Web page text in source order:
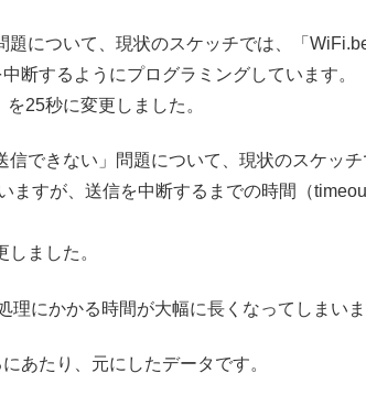
題について、現状のスケッチでは、「
断するようにプログラミングしています。
25秒に変更しました。
信できない」問題について、現状のスケッ
ますが、送信を中断するまでの時間（
ました。
理にかかる時間が大幅に長くなってしまいま
あたり、元にしたデータです。